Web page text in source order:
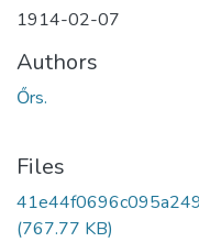
1914-02-07
Authors
Őrs.
Files
(767.77 KB)